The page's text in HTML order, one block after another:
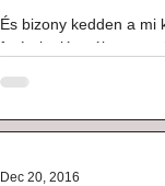
És bizony kedden a mi
fotó alapján
Dec 20, 2016